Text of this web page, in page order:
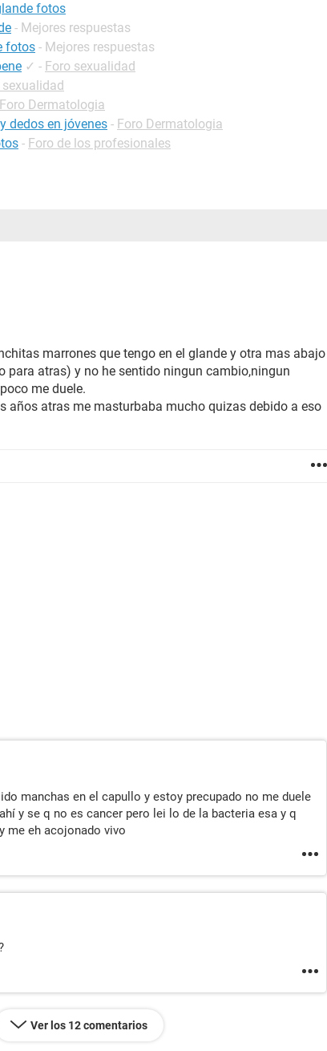
fotos
- Mejores respuestas
fotos - Mejores respuestas
✓ - Foro sexualidad
sexualidad
Foro Dermatologia
dedos en jóvenes - Foro Dermatologia
- Foro de los profesionales
marrones que tengo en el glande y otra mas abajo
para atras) y no he sentido ningun cambio,ningun
me duele.
años atras me masturbaba mucho quizas debido a eso
manchas en el capullo y estoy precupado no me duele
y se q no es cancer pero lei lo de la bacteria esa y q
me eh acojonado vivo
Ver los 12 comentarios